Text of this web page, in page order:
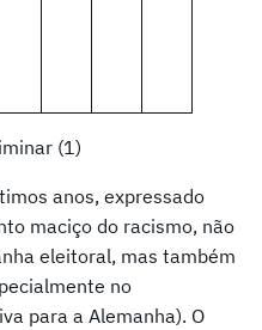
(1)
anos, expressado
maciço do racismo, não
eleitoral, mas também
no
para a Alemanha). O